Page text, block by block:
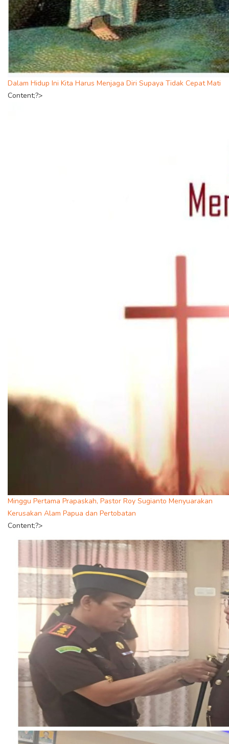
Dalam Hidup Ini Kita Harus Menjaga Diri Supaya Tidak Cepat Mati
Content;?>
Minggu Pertama Prapaskah, Pastor Roy Sugianto Menyuarakan
Kerusakan Alam Papua dan Pertobatan
Content;?>